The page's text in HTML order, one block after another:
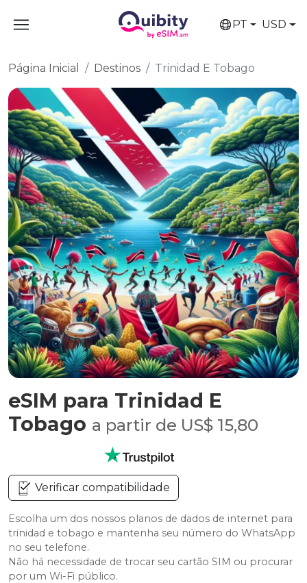
PT USD
Página Inicial Destinos Trinidad E Tobago
eSIM para Trinidad E
Tobago a partir de US$ 15,80
Verificar compatibilidade
Escolha um dos nossos planos de dados de internet para
trinidad e tobago e mantenha seu número do WhatsApp
no seu telefone.
Não há necessidade de trocar seu cartão SIM ou procurar
por um Wi-Fi público.